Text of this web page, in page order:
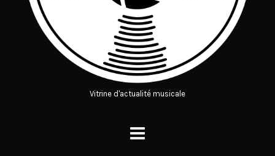
Vitrine d'actualité musicale